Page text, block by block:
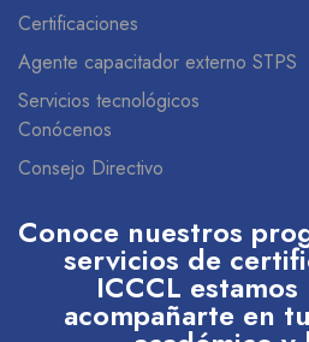
Certificaciones
Agente capacitador externo STPS
Servicios tecnológicos
Conócenos
Consejo Directivo
Conoce nuestros
servicios de
ICCCL
acompañarte en